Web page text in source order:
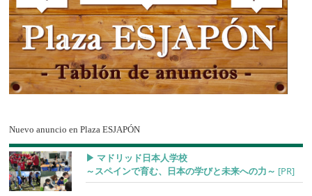
Nuevo anuncio en Plaza ESJAPÓN
▶︎ マドリッド日本人学校
～スペインで育む、日本の学びと未来への力～ [PR]